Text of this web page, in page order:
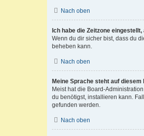
Nach oben
Ich habe die Zeitzone
Wenn du dir sicher bist, dass du
beheben kann.
Nach oben
Meine Sprache steht auf
Meist hat die Board-
du benötigst, installieren kann.
gefunden werden.
Nach oben